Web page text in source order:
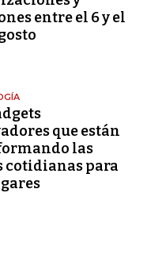
entre el 6 y el
que están
las
cotidianas para